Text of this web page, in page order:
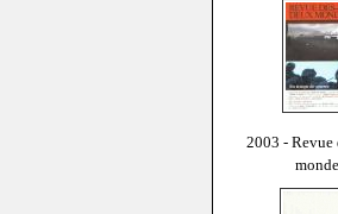
2003 - Revue